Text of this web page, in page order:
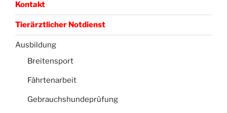
Kontakt
Tierärztlicher Notdienst
Ausbildung
Breitensport
Fährtenarbeit
Gebrauchshundeprüfung